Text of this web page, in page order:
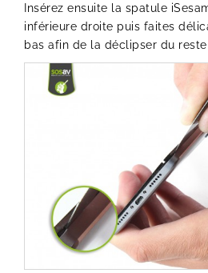
Insérez ensuite la spatule
inférieure droite puis faites
bas afin de la déclipser du